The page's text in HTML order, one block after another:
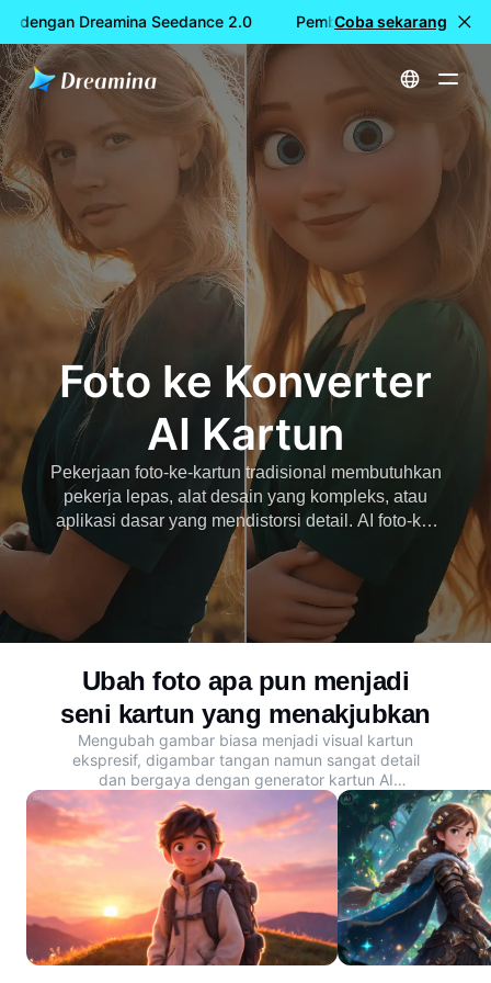
dengan Dreamina Seedance 2.0 Pembuatan video GRATIS
Coba sekarang
Beranda Membuat Foto ke Konverter AI Kartun
Foto ke Konverter
AI Kartun
Pekerjaan foto-ke-kartun tradisional membutuhkan
pekerja lepas, alat desain yang kompleks, atau
aplikasi dasar yang mendistorsi detail. AI foto-ke-
kartun Dreamina memudahkan untuk mengunggah
dan mendapatkan anime, komik strip, atau seni 3D
dalam hitungan detik. Cobalah gratis hari ini.
Ubah foto apa pun menjadi
seni kartun yang menakjubkan
Mengubah gambar biasa menjadi visual kartun
ekspresif, digambar tangan namun sangat detail
dan bergaya dengan generator kartun AI